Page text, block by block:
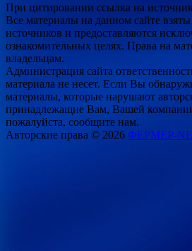
При цитировании ссылка на источник
Все материалы на данном сайте
источников и предоставляются
ознакомительных целях. Права на
владельцам.
Администрация сайта
материала не несет. Если Вы
материалы, которые нарушают
принадлежащие Вам, Вашей
пожалуйста, сообщите нам.
Авторские права © 2026 ФЕРМЕР-